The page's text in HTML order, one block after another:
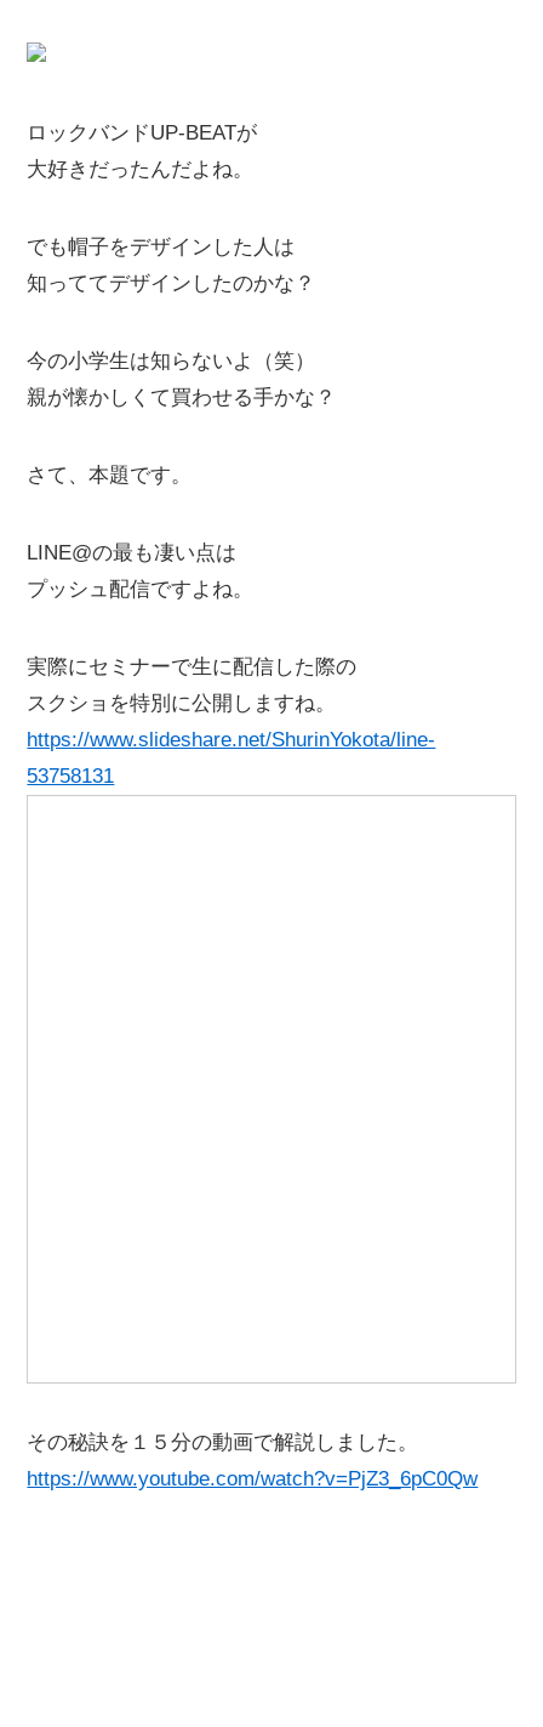
ロックバンドUP-BEATが
大好きだったんだよね。
でも帽子をデザインした人は
知っててデザインしたのかな？
今の小学生は知らないよ（笑）
親が懐かしくて買わせる手かな？
さて、本題です。
LINE@の最も凄い点は
プッシュ配信ですよね。
実際にセミナーで生に配信した際の
スクショを特別に公開しますね。
https://www.slideshare.net/ShurinYokota/line-
53758131
その秘訣を１５分の動画で解説しました。
https://www.youtube.com/watch?v=PjZ3_6pC0Qw